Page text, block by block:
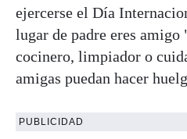
ejercerse el Día
lugar de padre eres amigo
cocinero, limpiador o
amigas puedan hacer
PUBLICIDAD